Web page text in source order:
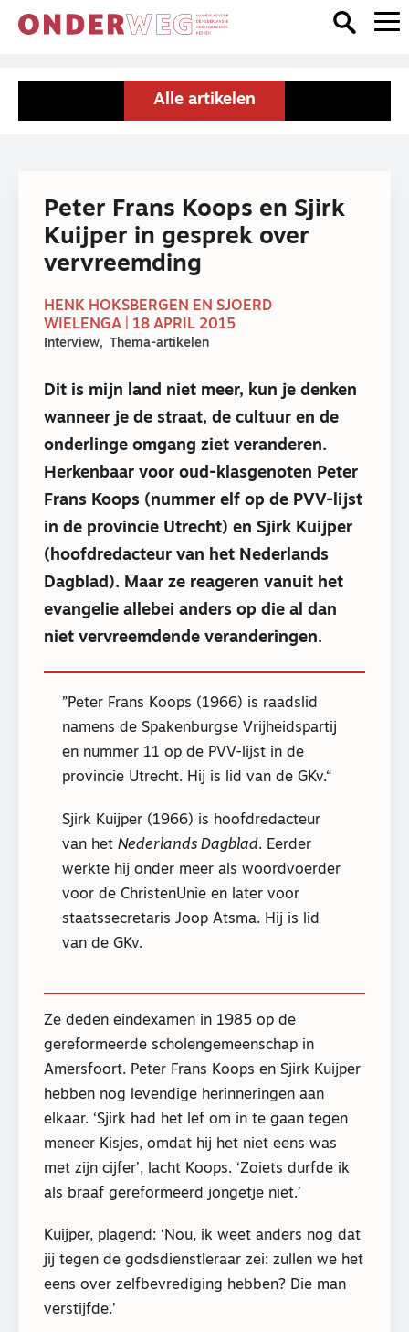
Alle artikelen
Peter Frans Koops en Sjirk
Kuijper in gesprek over
vervreemding
HENK HOKSBERGEN EN SJOERD
WIELENGA | 18 APRIL 2015
Interview Thema-artikelen
Dit is mijn land niet meer, kun je denken
wanneer je de straat, de cultuur en de
onderlinge omgang ziet veranderen.
Herkenbaar voor oud-klasgenoten Peter
Frans Koops (nummer elf op de PVV-lijst
in de provincie Utrecht) en Sjirk Kuijper
(hoofdredacteur van het Nederlands
Dagblad). Maar ze reageren vanuit het
evangelie allebei anders op die al dan
niet vervreemdende veranderingen.
Peter Frans Koops (1966) is raadslid
namens de Spakenburgse Vrijheidspartij
en nummer 11 op de PVV-lijst in de
provincie Utrecht. Hij is lid van de GKv.
Sjirk Kuijper (1966) is hoofdredacteur
van het Nederlands Dagblad. Eerder
werkte hij onder meer als woordvoerder
voor de ChristenUnie en later voor
staatssecretaris Joop Atsma. Hij is lid
van de GKv.
Ze deden eindexamen in 1985 op de
gereformeerde scholengemeenschap in
Amersfoort. Peter Frans Koops en Sjirk Kuijper
hebben nog levendige herinneringen aan
elkaar. ‘Sjirk had het lef om in te gaan tegen
meneer Kisjes, omdat hij het niet eens was
met zijn cijfer’, lacht Koops. ‘Zoiets durfde ik
als braaf gereformeerd jongetje niet.’
Kuijper, plagend: ‘Nou, ik weet anders nog dat
jij tegen de godsdienstleraar zei: zullen we het
eens over zelfbevrediging hebben? Die man
verstijfde.’